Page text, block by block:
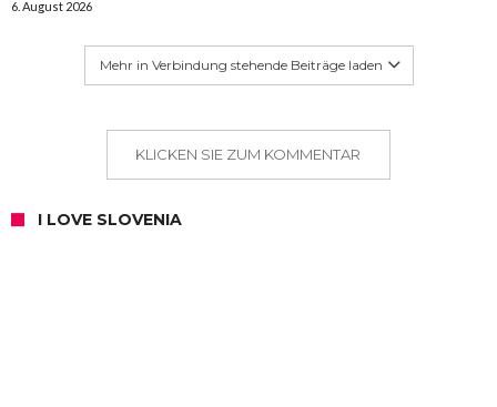
6. August 2026
Mehr in Verbindung stehende Beiträge laden
KLICKEN SIE ZUM KOMMENTAR
I LOVE SLOVENIA